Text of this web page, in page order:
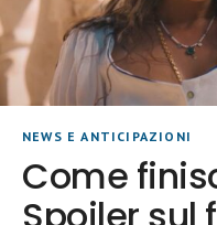
NEWS E ANTICIPAZIONI
Come